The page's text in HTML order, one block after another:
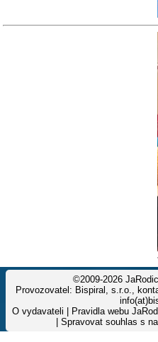
©2009-2026
Provozovatel: Bispiral, s.r.o.,
O vydavateli
Pravidla webu
Spravovat souhlas s